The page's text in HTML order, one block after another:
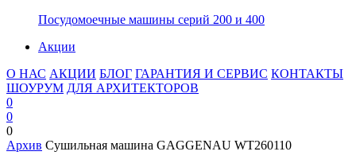
Посудомоечные машины серий 200 и 400
Акции
О НАС АКЦИИ БЛОГ ГАРАНТИЯ И СЕРВИС КОНТАКТЫ
ШОУРУМ ДЛЯ АРХИТЕКТОРОВ
0
0
0
Архив Сушильная машина GAGGENAU WT260110